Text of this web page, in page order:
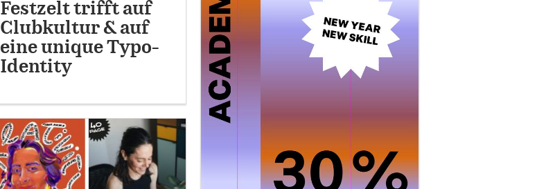
Festzelt trifft auf
Clubkultur & auf
eine unique Typo-
Identity